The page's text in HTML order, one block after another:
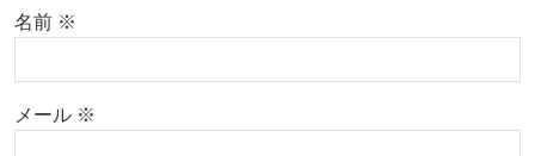
名前 ※
メール ※